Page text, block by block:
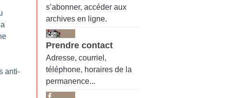
anti-
s’abonner, accéder aux
archives en ligne.
Prendre contact
Adresse, courriel,
téléphone, horaires de la
permanence...